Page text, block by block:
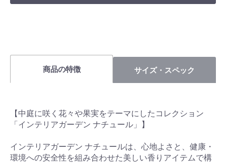
商品の特徴 サイズ・スペック
【中庭に咲く花々や果実をテーマにしたコレクション
「インテリアガーデン ナチュール」】
インテリアガーデン ナチュールは、心地よさと、健康・
環境への安全性を組み合わせた美しい香りアイテムで構